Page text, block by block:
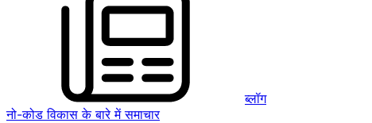
ब्लॉग
नो-कोड विकास के बारे में समाचार